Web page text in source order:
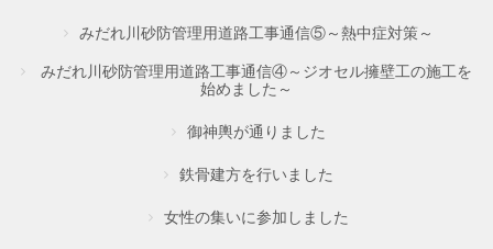
みだれ川砂防管理用道路工事通信⑤～熱中症対策～
みだれ川砂防管理用道路工事通信④～ジオセル擁壁工の施工を
始めました～
御神輿が通りました
鉄骨建方を行いました
女性の集いに参加しました